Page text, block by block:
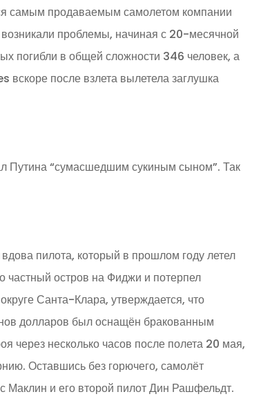
самым продаваемым самолетом компании
проблемы, начиная с 20-месячной
погибли в общей сложности 346 человек, а
после взлета вылетела заглушка
Путина “сумасшедшим сукиным сыном”. Так
пилота, который в прошлом году летел
частный остров на Фиджи и потерпел
Санта-Клара, утверждается, что
долларов был оснащён бракованным
через несколько часов после полета 20 мая,
Оставшись без горючего, самолёт
и его второй пилот Дин Рашфельдт.